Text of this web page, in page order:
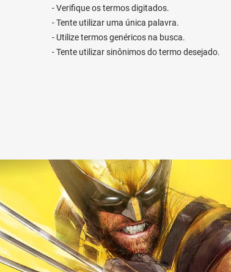
Verifique os termos digitados.
Tente utilizar uma única palavra.
Utilize termos genéricos na busca.
Tente utilizar sinônimos do termo desejado.